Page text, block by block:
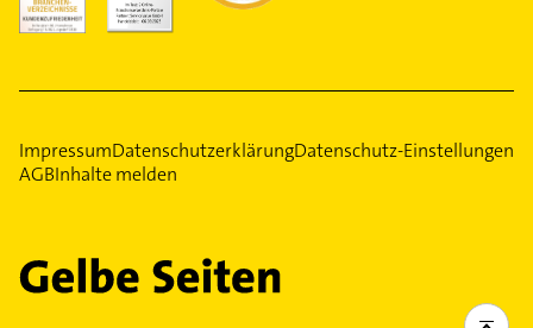
ImpressumDatenschutzerklärungDatenschutz-Einstellungen
AGBInhalte melden